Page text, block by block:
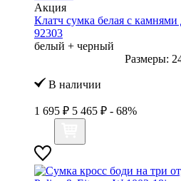
Акция
Клатч сумка белая с
92303
белый + черный
Размеры:
В наличии
1 695 ₽ 5 465 ₽ - 68%